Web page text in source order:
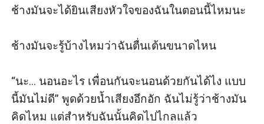
ช้างมันจะได้ยินเสียงหัวใจของฉันในตอนนี้ไหมนะ
ช้างมันจะรู้บ้างไหมว่าฉันตื่นเต้นขนาดไหน
“นะ... นอนอะไร เพื่อนกันจะนอนด้วยกันได้ไง แบบ
นี้มันไม่ดี” พูดด้วยน้ำเสียงอึกอัก ฉันไม่รู้ว่าช้างมัน
คิดไหม แต่สำหรับฉันนั้นคิดไปไกลแล้ว